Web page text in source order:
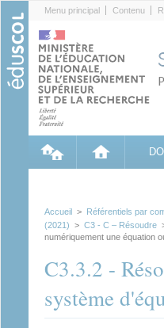
Menu principal Contenu
Accueil > Référentiels par
(2021) > C3 - C – Résoudre
numériquement une équation
C3.3.2 -
système